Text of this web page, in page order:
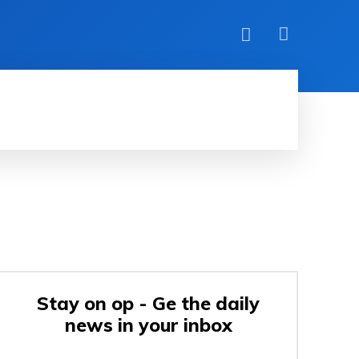
Stay on op - Ge the daily
news in your inbox